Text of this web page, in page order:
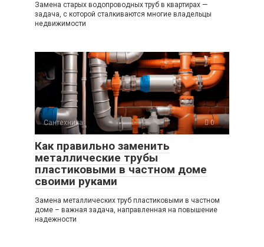
Замена старых водопроводных труб в квартирах —
задача, с которой сталкиваются многие владельцы
недвижимости
Сантехника 0
Как правильно заменить
металлические трубы
пластиковыми в частном доме
своими руками
Замена металлических труб пластиковыми в частном
доме – важная задача, направленная на повышение
надежности